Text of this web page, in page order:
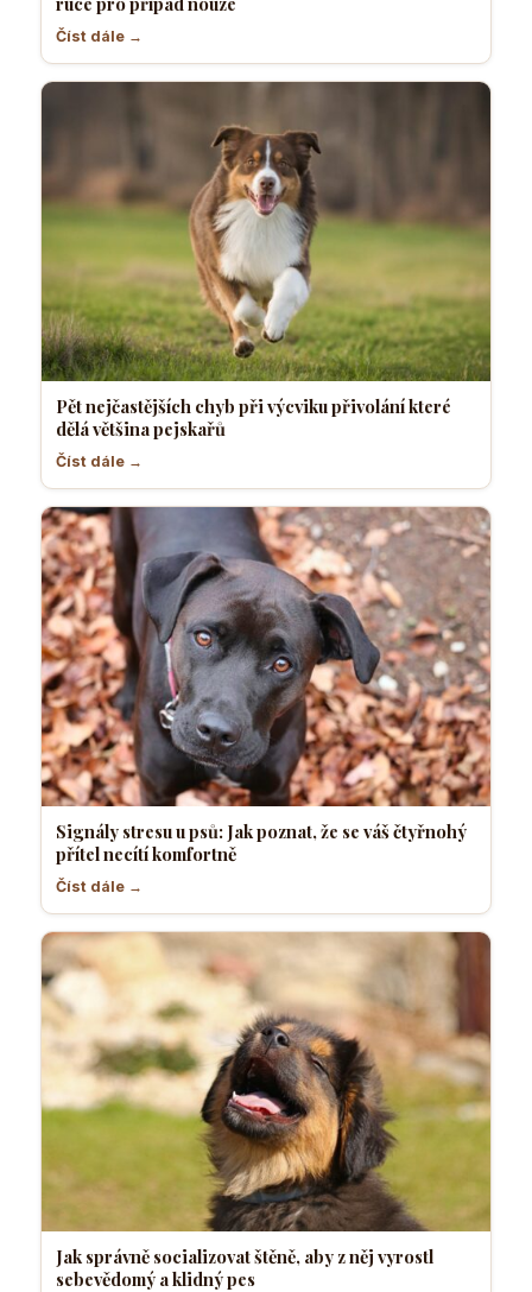
Číst dále →
Pět nejčastějších chyb při výcviku přivolání které
dělá většina pejskařů
Číst dále →
Signály stresu u psů: Jak poznat, že se váš čtyřnohý
přítel necítí komfortně
Číst dále →
Jak správně socializovat štěně, aby z něj vyrostl
sebevědomý a klidný pes